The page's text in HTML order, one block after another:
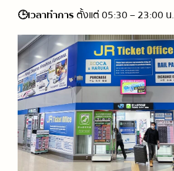
🕒เวลาทำการตั้งแต่ 05:30 – 23:00 น.